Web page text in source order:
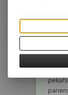
škrob,